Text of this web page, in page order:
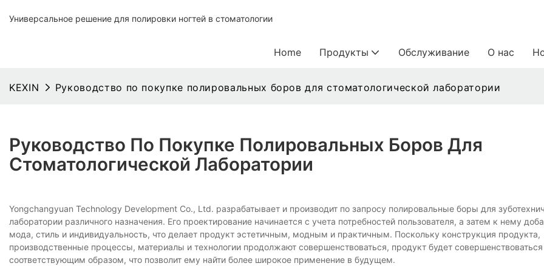
Универсальное решение для полировки ногтей в стоматологии
Home Продукты Обслуживание О нас
KEXIN Руководство по покупке полировальных боров для стоматологической лаборатории
Руководство По Покупке Полировальных Боров Для
Стоматологической Лаборатории
Yongchangyuan Technology Development Co., Ltd. разрабатывает и производит по запросу полировальные боры для
лаборатории различного назначения. Его проектирование начинается с учета потребностей пользователя, а затем к нему
мода, стиль и индивидуальность, что делает продукт эстетичным, модным и практичным. Поскольку конструкция продукта,
производственные процессы, материалы и технологии продолжают совершенствоваться, продукт будет совершенствоваться
соответствующим образом, что позволит ему найти более широкое применение в будущем.